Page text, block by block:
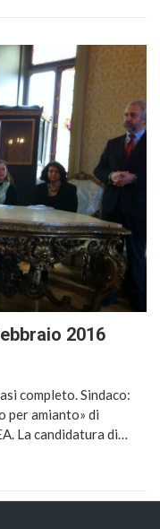
2016
completo. Sindaco:
per amianto» di
La candidatura di…